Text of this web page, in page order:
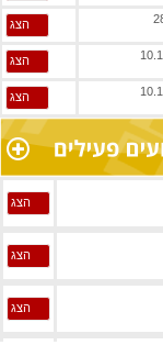
הצג
הצג
הצג
הצג
הצג
הצג